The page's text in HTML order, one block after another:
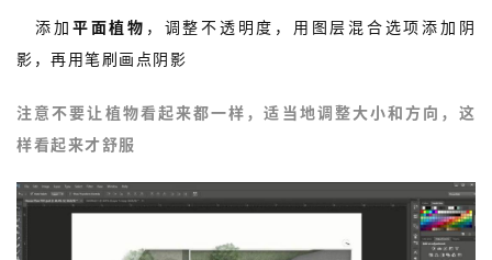
添加 平面植物 ，调整不透明度，用图层混合选项添加阴
影，再用笔刷画点阴影
注意不要让植物看起来都一样，适当地调整大小和方向，这
样看起来才舒服